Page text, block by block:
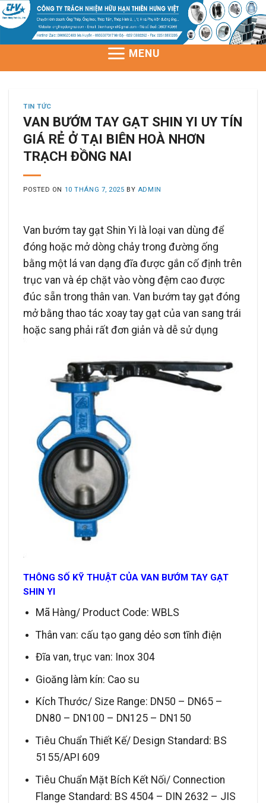
Skip
to
MENU
TIN TỨC
VAN BƯỚM TAY GẠT SHIN YI UY TÍN
GIÁ RẺ Ở TẠI BIÊN HOÀ NHƠN
TRẠCH ĐỒNG NAI
POSTED ON 10 THÁNG 7, 2025 BY ADMIN
Van bướm tay gạt Shin Yi là loại van dùng để
đóng hoặc mở dòng chảy trong đường ống
bằng một lá van dạng đĩa được gắn cố định trên
trục van và ép chặt vào vòng đệm cao được
đúc sẵn trong thân van. Van bướm tay gạt đóng
mở bằng thao tác xoay tay gạt của van sang trái
hoặc sang phải rất đơn giản và dễ sử dụng
THÔNG SỐ KỸ THUẬT CỦA VAN BƯỚM TAY GẠT
SHIN YI
Mã Hàng/ Product Code: WBLS
Thân van: cấu tạo gang dẻo sơn tĩnh điện
Đĩa van, trục van: Inox 304
Gioăng làm kín: Cao su
Kích Thước/ Size Range: DN50 – DN65 –
DN80 – DN100 – DN125 – DN150
Tiêu Chuẩn Thiết Kế/ Design Standard: BS
5155/API 609
Tiêu Chuẩn Mặt Bích Kết Nối/ Connection
Flange Standard: BS 4504 – DIN 2632 – JIS